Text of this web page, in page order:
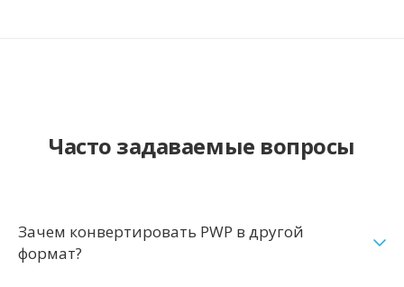
Часто задаваемые вопросы
Зачем конвертировать PWP в другой
формат?